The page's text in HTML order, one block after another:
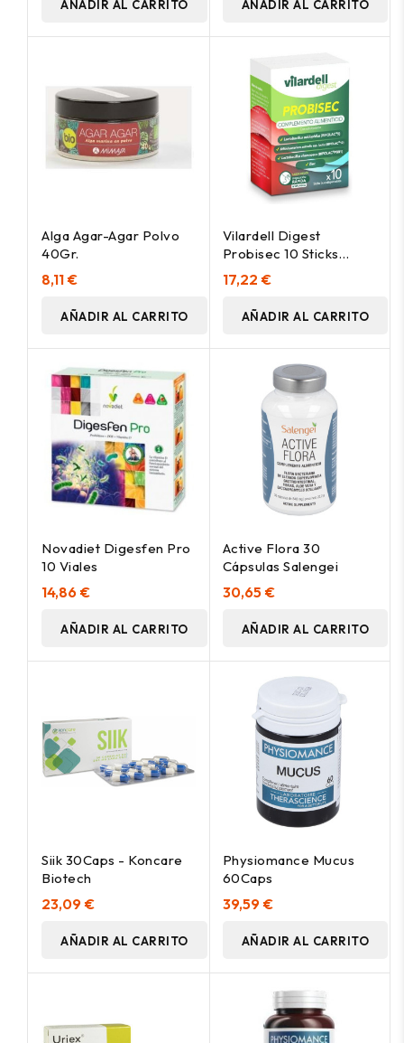
AÑADIR AL CARRITO AÑADIR AL CARRITO
Alga Agar-Agar Polvo
40Gr.
8,11 €
AÑADIR AL CARRITO
Vilardell Digest
Probisec 10 Sticks
Bucodispen
17,22 €
AÑADIR AL CARRITO
Novadiet Digesfen Pro
10 Viales
14,86 €
AÑADIR AL CARRITO
Active Flora 30
Cápsulas Salengei
30,65 €
AÑADIR AL CARRITO
Siik 30Caps - Koncare
Biotech
23,09 €
AÑADIR AL CARRITO
Physiomance Mucus
60Caps
39,59 €
AÑADIR AL CARRITO